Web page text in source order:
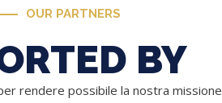
OUR PARTNERS
BY
rendere possibile la nostra